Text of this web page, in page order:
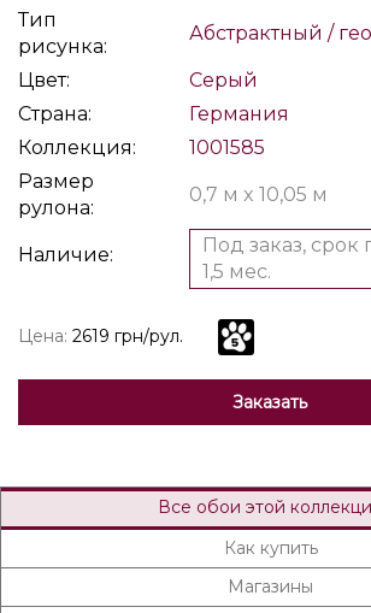
Тип
рисунка:
Абстрактный /
Цвет:
Серый
Страна:
Германия
Коллекция:
1001585
Размер
рулона:
0,7 м x 10,05 м
Наличие:
Под заказ, срок
1,5 мес.
Цена: 2619 грн/рул.
Заказать
Все обои этой
Как купить
Магазины